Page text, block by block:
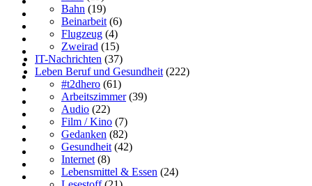
Bahn (19)
Beinarbeit(6)
Flugzeug (4)
Zweirad (15)
IT-Nachrichten (37)
Leben Beruf und Gesundheit(222)
#t2dhero (61)
Arbeitszimmer(39)
Audio (22)
Film / Kino (7)
Gedanken (82)
Gesundheit(42)
Internet(8)
Lebensmittel & Essen (24)